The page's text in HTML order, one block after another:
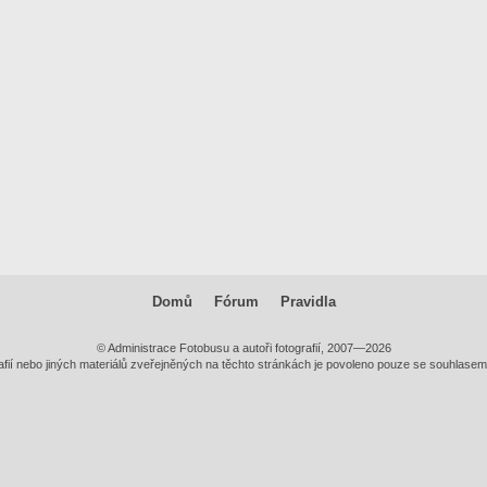
Domů Fórum Pravidla
© Administrace Fotobusu a autoři fotografií, 2007—2026
nebo jiných materiálů zveřejněných na těchto stránkách je povoleno pouze se souhlasem